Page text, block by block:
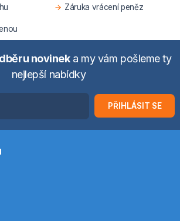
Záruka vrácení peněz
novineka my vám pošleme ty
nejlepší nabídky
PŘIHLÁSIT SE